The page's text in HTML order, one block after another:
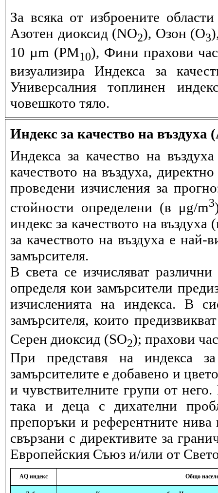
За всяка от изброените
Азотен диоксид (NO2), Озон (O3
10 µm (PM10), Фини прахови
визуализира Индекса за
Универсалния топлинен
човешкото тяло.
Индекс за качество на въздуха
Индекса за качество на
качеството на въздуха,
проведени изчисления за
стойности определени (в μg/m3
индекс за качеството на
за качеството на въздуха е
замърсителя.
В света се изчисляват
определя кои замърсители
изчисленията на индекса. В
замърсителя, които
Серен диоксид (SO2); прахови
При представя на индекса
замърсителите е добавено и
и чувствителните групи от
така и деца с дихателни
препоръки и референтните нива
свързани с директивите за
Европейския Съюз и/или от
AQ индекс Общо